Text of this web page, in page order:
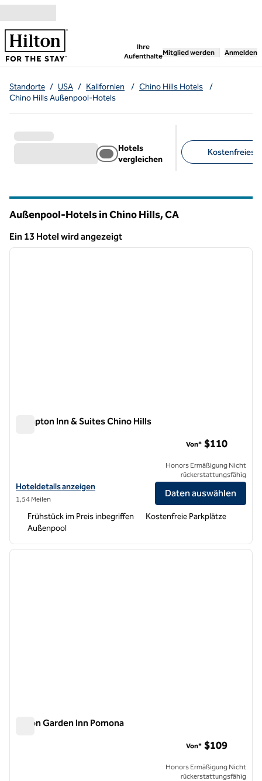
Weiter zum Inhalt
Ihre
Aufenthalte
,öffnet neue
Mitglied werden Anmelden
Standorte / USA / Kalifornien / Chino Hills Hotels
/
Chino Hills Außenpool-Hotels
Hotels
vergleichen
Kostenfreies
Außenpool-Hotels in Chino Hills,CA
Ein 13 Hotel wird angezeigt
Ein 13 Hotel wird angezeigt
1 von 12
Hampton Inn & Suites Chino Hills
Hoteldetails für Hampton Inn & Suites Chino Hills anzeigen
Hoteldetails anzeigen
1,54 Meilen
Von* $110
Honors Ermäßigung Nicht
rückerstattungsfähig
Daten auswählen
Frühstück im Preis inbegriffen
Kostenfreie Parkplätze
Außenpool
1 von 12
Hilton Garden Inn Pomona
Von* $109
Honors Ermäßigung Nicht
rückerstattungsfähig